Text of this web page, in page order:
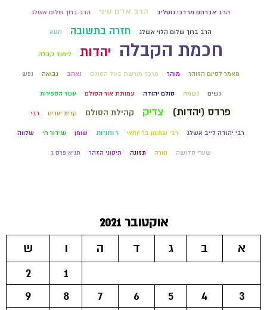
הרב אברהם מרדכי גוטליב הרב אדם סיני הרב ברוך שלום אשלג
הרב ברוך שלום הלוי אשלג חזרה בתשובה חטא
חכמת הקבלה יהדות לימוד קבלה
מאמר לסיום הזוהר מוהר מרכז מורשת בעל הסולם נאהב נבואה נפש
נשים נשמה סולם יהודה עמותת אור הסולם עשר הספירות
פרדס (יהדות) צדיק קהילת הסולם קרית יערים רבי
רבי יהודה לייב אשלג רבי שמעון בר יוחאי רוחניות שומן שידור חי שלווה
שערי קדושה תורה תזונה תיקוני הזהר תניא פרק ג
אוקטובר 2021
א
ב ג ד ה ו
ש
1
2
3
4
5
6
7
8
9